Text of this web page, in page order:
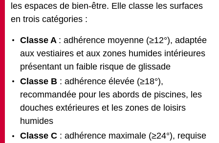
les espaces de bien-être. Elle classe les surfaces
en trois catégories :
Classe A : adhérence moyenne (≥12°), adaptée
aux vestiaires et aux zones humides intérieures
présentant un faible risque de glissade
Classe B : adhérence élevée (≥18°),
recommandée pour les abords de piscines, les
douches extérieures et les zones de loisirs
humides
Classe C : adhérence maximale (≥24°), requise